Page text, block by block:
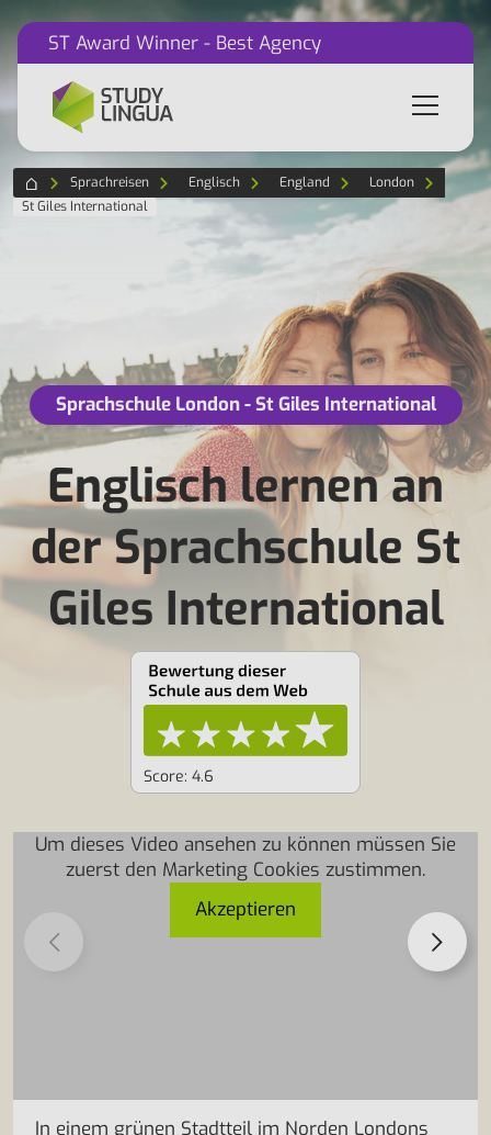
ST Award Winner - Best Agency
Sprachreisen Englisch England
London
St Giles International
Sprachschule London - St Giles International
Englisch lernen an
der Sprachschule St
Giles International
Score: 4.6
Um dieses Video ansehen zu können müssen Sie
zuerst den Marketing Cookies zustimmen.
Akzeptieren
In einem grünen Stadtteil im Norden Londons